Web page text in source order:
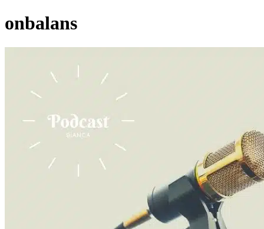
onbalans